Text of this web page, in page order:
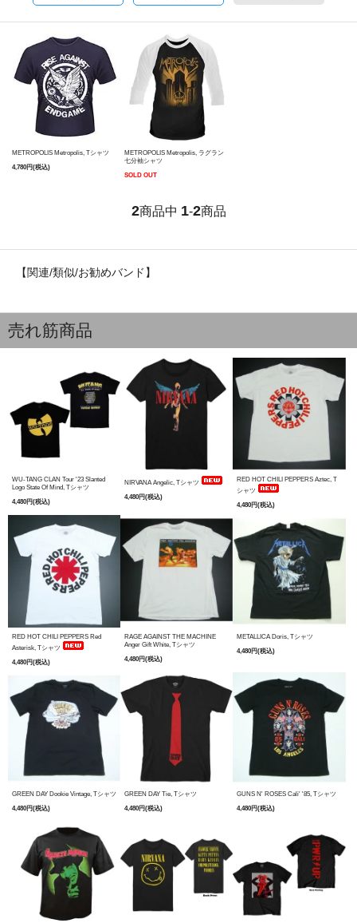
METROPOLIS Metropolis, Tシャツ
4,780円(税込)
METROPOLIS Metropolis, ラグラン
七分袖シャツ
SOLD OUT
2商品中 1-2商品
【関連/類似/お勧めバンド】
売れ筋商品
WU-TANG CLAN Tour '23 Slanted
Logo State Of Mind, Tシャツ
4,480円(税込)
NIRVANA Angelic, Tシャツ
4,480円(税込)
RED HOT CHILI PEPPERS Aztec, T
シャツ
4,480円(税込)
RED HOT CHILI PEPPERS Red
Asterisk, Tシャツ
4,480円(税込)
RAGE AGAINST THE MACHINE
Anger Gift White, Tシャツ
4,480円(税込)
METALLICA Doris, Tシャツ
4,480円(税込)
GREEN DAY Dookie Vintage, Tシャツ
4,480円(税込)
GREEN DAY Tie, Tシャツ
4,480円(税込)
GUNS N' ROSES Cali' '85, Tシャツ
4,480円(税込)